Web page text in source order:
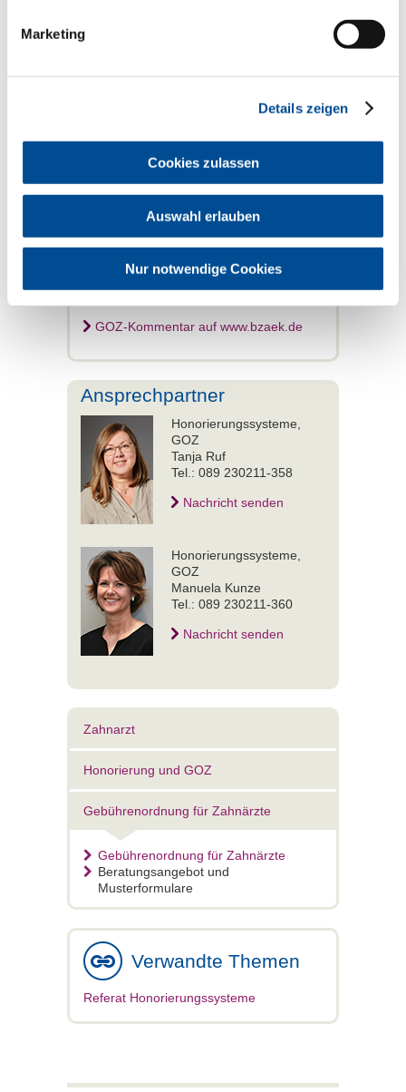
Marketing
Details zeigen
Cookies zulassen
Auswahl erlauben
Nur notwendige Cookies
GOZ-Kommentar auf www.bzaek.de
Ansprechpartner
Honorierungssysteme,
GOZ
Tanja Ruf
Tel.: 089 230211-358
Nachricht senden
Honorierungssysteme,
GOZ
Manuela Kunze
Tel.: 089 230211-360
Nachricht senden
Zahnarzt
Honorierung und GOZ
Gebührenordnung für Zahnärzte
Gebührenordnung für Zahnärzte
Beratungsangebot und
Musterformulare
Verwandte Themen
Referat Honorierungssysteme